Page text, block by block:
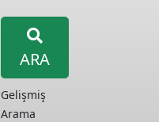
ARA
Gelişmiş
Arama